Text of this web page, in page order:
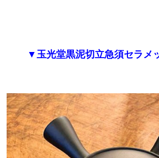
▼玉光堂黒泥切立急須セラ